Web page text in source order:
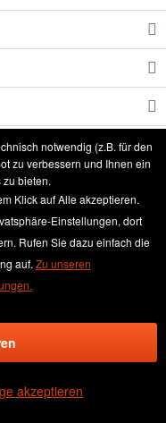
Versandkosten
und ggf.
beschrieben
Leinwand wässern
notwendig (z.B. für den
zu verbessern und Ihnen ein
bieten.
Klick auf Alle akzeptieren.
Einstellungen, dort
Rufen Sie dazu einfach die
auf. Zu unseren
akzeptieren